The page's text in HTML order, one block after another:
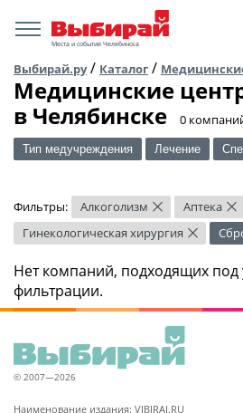
Места и события Челябинска
Выбирай.ру/ Каталог /
Медицинские
в Челябинске
​0
Тип медучреждения Лечение
Фильтры: Алкоголизм × Аптека ×
Гинекологическая хирургия ×
Нет компаний, подходящих под
фильтрации.
© 2007—2026
Наименование издания: VIBIRAI.RU